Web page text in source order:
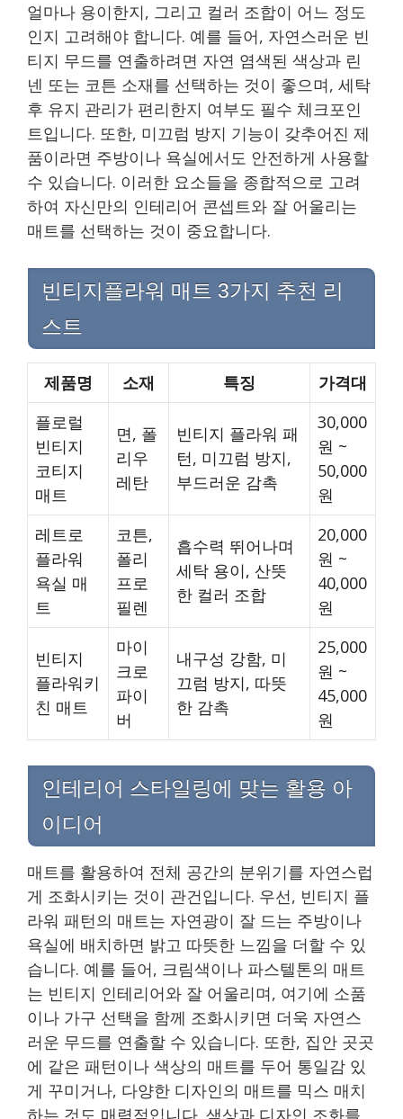
얼마나 용이한지, 그리고 컬러 조합이 어느 정도
인지 고려해야 합니다. 예를 들어, 자연스러운 빈
티지 무드를 연출하려면 자연 염색된 색상과 린
넨 또는 코튼 소재를 선택하는 것이 좋으며, 세탁
후 유지 관리가 편리한지 여부도 필수 체크포인
트입니다. 또한, 미끄럼 방지 기능이 갖추어진 제
품이라면 주방이나 욕실에서도 안전하게 사용할
수 있습니다. 이러한 요소들을 종합적으로 고려
하여 자신만의 인테리어 콘셉트와 잘 어울리는
매트를 선택하는 것이 중요합니다.
빈티지플라워 매트 3가지 추천 리
스트
제품명 소재 특징
가격대
플로럴
빈티지
코티지
매트
면, 폴
리우
레탄
빈티지 플라워 패
턴, 미끄럼 방지,
부드러운 감촉
30,000
원 ~
50,000
원
레트로
플라워
욕실 매
트
코튼,
폴리
프로
필렌
흡수력 뛰어나며
세탁 용이, 산뜻
한 컬러 조합
20,000
원 ~
40,000
원
빈티지
플라워키
친 매트
마이
크로
파이
버
내구성 강함, 미
끄럼 방지, 따뜻
한 감촉
25,000
원 ~
45,000
원
인테리어 스타일링에 맞는 활용 아
이디어
매트를 활용하여 전체 공간의 분위기를 자연스럽
게 조화시키는 것이 관건입니다. 우선, 빈티지 플
라워 패턴의 매트는 자연광이 잘 드는 주방이나
욕실에 배치하면 밝고 따뜻한 느낌을 더할 수 있
습니다. 예를 들어, 크림색이나 파스텔톤의 매트
는 빈티지 인테리어와 잘 어울리며, 여기에 소품
이나 가구 선택을 함께 조화시키면 더욱 자연스
러운 무드를 연출할 수 있습니다. 또한, 집안 곳곳
에 같은 패턴이나 색상의 매트를 두어 통일감 있
게 꾸미거나, 다양한 디자인의 매트를 믹스 매치
하는 것도 매력적입니다. 색상과 디자인 조화를